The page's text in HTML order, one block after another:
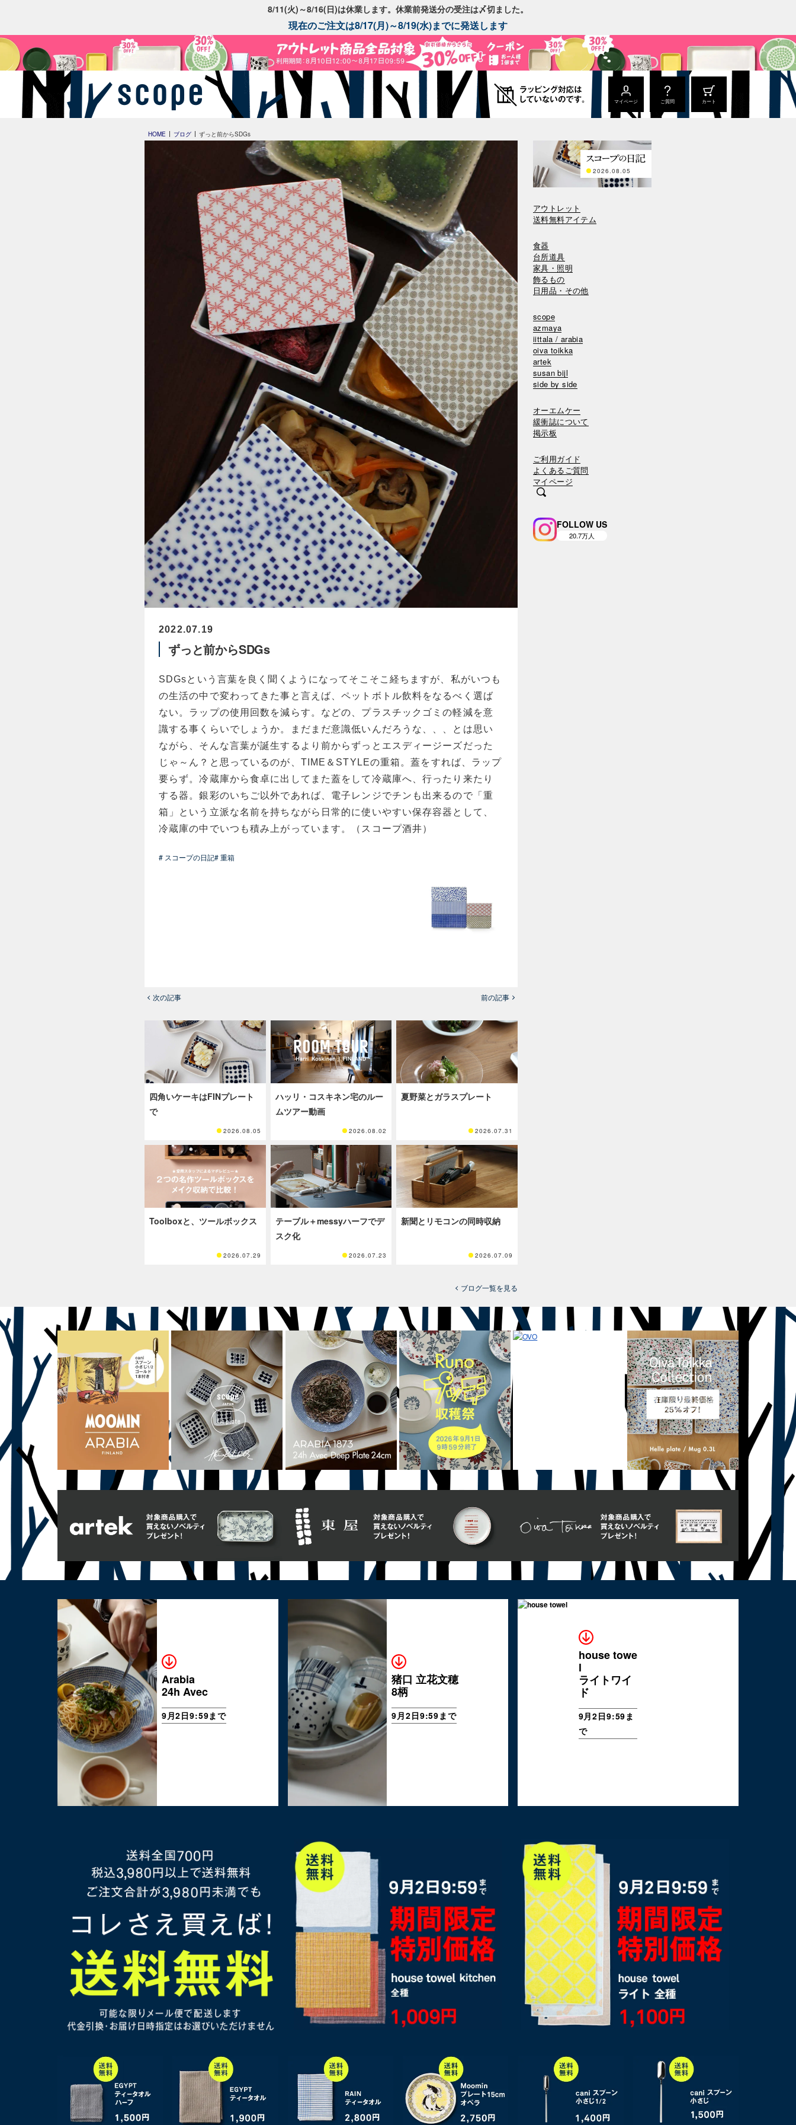
8/11(火)～8/16(日)は休業します。休業前発送分の受注は〆切ました。
現在のご注文は8/17(月)～8/19(水)までに発送します
マイページ ご質問 カート
HOME ブログ ずっと前からSDGs
2022.07.19
ずっと前からSDGs
SDGsという言葉を良く聞くようになってそこそこ経ちますが、私がいつも
の生活の中で変わってきた事と言えば、ペットボトル飲料をなるべく選ば
ない。ラップの使用回数を減らす。などの、プラスチックゴミの軽減を意
識する事くらいでしょうか。
まだまだ意識低いんだろうな、、、とは思い
ながら、そんな言葉が誕生するより前からずっとエスディージーズだった
じゃ～ん？と思っているのが、TIME＆STYLEの重箱。蓋をすれば、ラップ
要らず。冷蔵庫から食卓に出してまた蓋をして冷蔵庫へ、行ったり来たり
する器。銀彩のいちご以外であれば、電子レンジでチンも出来るので「重
箱」という立派な名前を持ちながら日常的に使いやすい保存容器として、
冷蔵庫の中でいつも積み上がっています。（スコープ酒井）
# スコープの日記# 重箱
次の記事 前の記事
四角いケーキはFINプレート
で
2026.08.05
ハッリ・コスキネン宅のルー
ムツアー動画
2026.08.02
夏野菜とガラスプレート
2026.07.31
Toolboxと、ツールボックス
2026.07.29
テーブル＋messyハーフでデ
スク化
2026.07.23
新聞とリモコンの同時収納
2026.07.09
ブログ一覧を見る
2026.08.05
アウトレット
送料無料アイテム
食器
台所道具
家具・照明
飾るもの
日用品・その他
scope
azmaya
iittala / arabia
oiva toikka
artek
susan bijl
side by side
オーエムケー
緩衝誌について
掲示板
ご利用ガイド
よくあるご質問
マイページ
FOLLOW US
Arabia
24h Avec
9月2日9:59まで
猪口 立花文穂
8柄
9月2日9:59まで
house towe
l
ライトワイ
ド
9月2日9:59ま
で